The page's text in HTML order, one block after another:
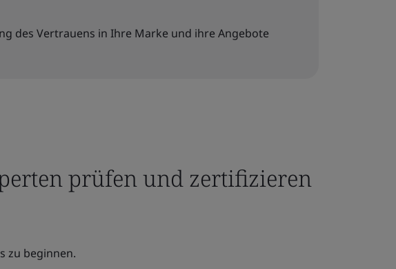
des Vertrauens in Ihre Marke und ihre Angebote
prüfen und zertifizieren
zu beginnen.